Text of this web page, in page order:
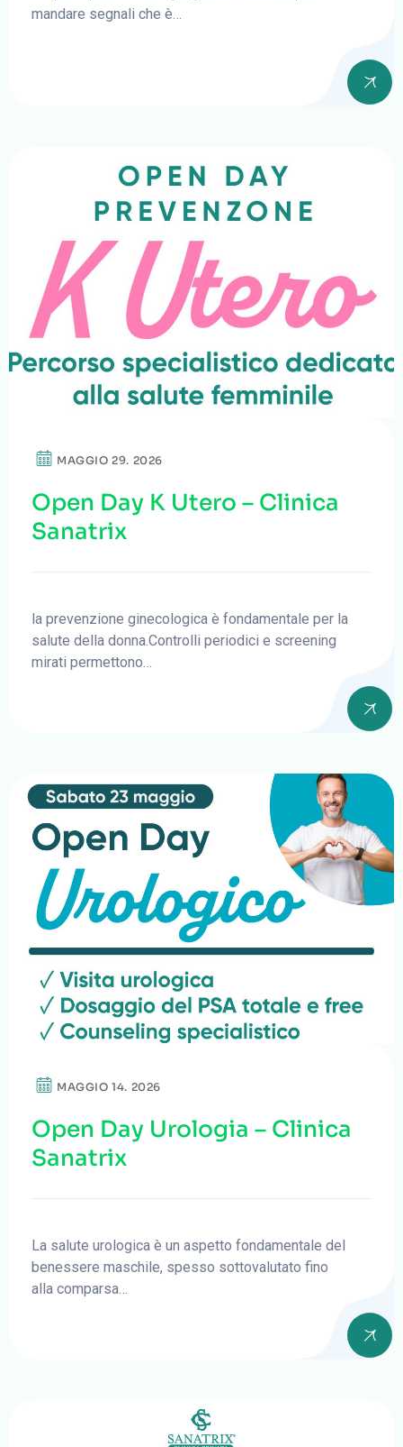
mandare segnali che è…
MAGGIO 29. 2026
Open Day K Utero – Clinica
Sanatrix
la prevenzione ginecologica è fondamentale per la
salute della donna.Controlli periodici e screening
mirati permettono…
MAGGIO 14. 2026
Open Day Urologia – Clinica
Sanatrix
La salute urologica è un aspetto fondamentale del
benessere maschile, spesso sottovalutato fino
alla comparsa…